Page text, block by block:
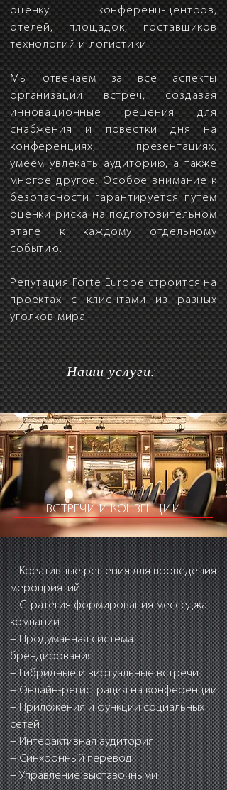
оценку конференц-центров,
отелей, площадок, поставщиков
технологий и логистики.
Мы отвечаем за все аспекты
организации встреч, создавая
инновационные решения для
снабжения и повестки дня на
конференциях, презентациях,
умеем увлекать аудиторию, а также
многое другое. Особое внимание к
безопасности гарантируется путем
оценки риска на подготовительном
этапе к каждому отдельному
событию.
Репутация Forte Europe строится на
проектах с клиентами из разных
уголков мира.
Наши услуги:
ВСТРЕЧИ И КОНВЕНЦИИ
– Креативные решения для проведения
мероприятий
– Стратегия формирования месседжа
компании
– Продуманная система
брендирования
– Гибридные и виртуальные встречи
– Онлайн-регистрация на конференции
– Приложения и функции социальных
сетей
– Интерактивная аудитория
– Синхронный перевод
– Управление выставочными